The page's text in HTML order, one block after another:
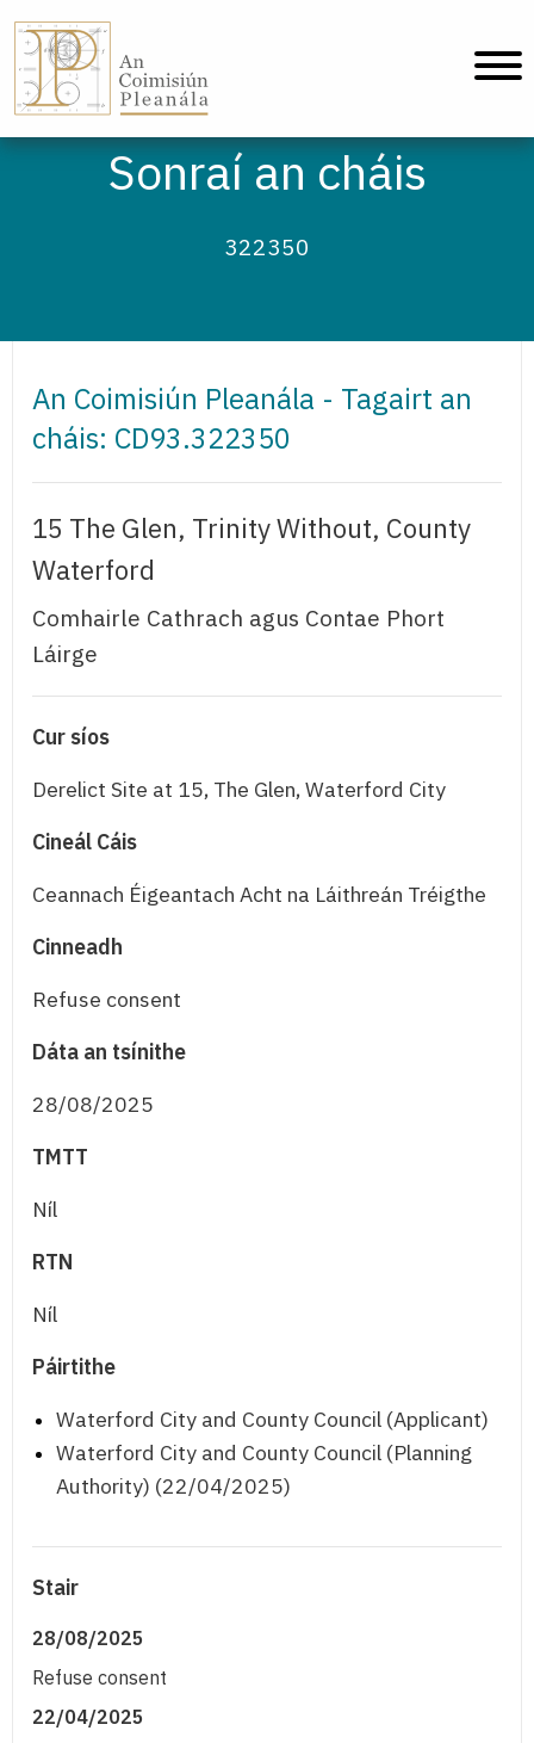
Sonraí an cháis
322350
An Coimisiún Pleanála - Tagairt an
cháis: CD93.322350
15 The Glen, Trinity Without, County
Waterford
Comhairle Cathrach agus Contae Phort
Láirge
Cur síos
Derelict Site at 15, The Glen, Waterford City
Cineál Cáis
Ceannach Éigeantach Acht na Láithreán Tréigthe
Cinneadh
Refuse consent
Dáta an tsínithe
28/08/2025
TMTT
Níl
RTN
Níl
Páirtithe
Waterford City and County Council (Applicant)
Waterford City and County Council (Planning
Authority) (22/04/2025)
Stair
28/08/2025
Refuse consent
22/04/2025